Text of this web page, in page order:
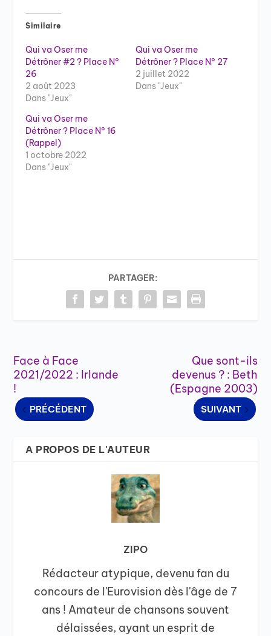
Similaire
Qui va Oser me
Détrôner #2 ? Place N°
26
2 août 2023
Dans "Jeux"
Qui va Oser me
Détrôner ? Place N° 27
2 juillet 2022
Dans "Jeux"
Qui va Oser me
Détrôner ? Place N° 16
(Rappel)
1 octobre 2022
Dans "Jeux"
PARTAGER:
Face à Face
2021/2022 : Irlande
!
PRÉCÉDENT
Que sont-ils
devenus ? : Beth
(Espagne 2003)
SUIVANT
A PROPOS DE L'AUTEUR
ZIPO
Rédacteur atypique, devenu fan du
concours de l'Eurovision dès l'âge de 7
ans ! Amateur de chansons souvent
délaissées, ayant un esprit de